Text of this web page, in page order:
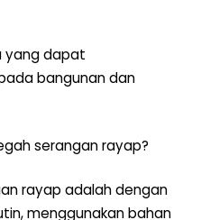
yang dapat
bangunan dan
serangan rayap?
rayap adalah dengan
menggunakan bahan